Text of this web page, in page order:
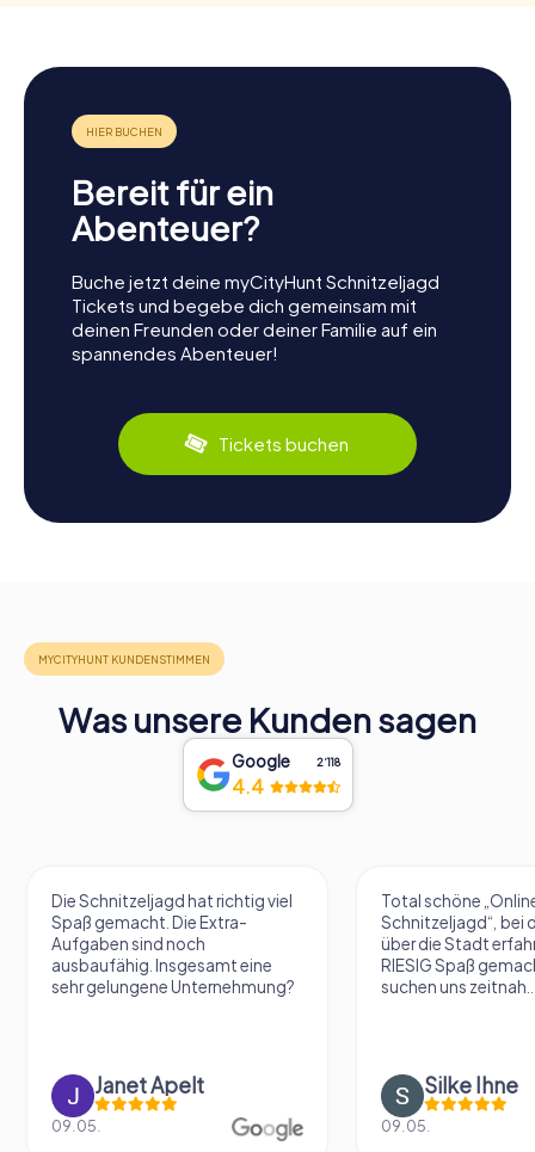
Bereit für ein
Abenteuer?
Buche jetzt deine myCityHunt Schnitzeljagd
Tickets und begebe dich gemeinsam mit
deinen Freunden oder deiner Familie auf ein
spannendes Abenteuer!
Tickets buchen
Was unsere Kunden sagen
Google 2‘118
4.4
Die Schnitzeljagd hat richtig viel
Spaß gemacht. Die Extra-
Aufgaben sind noch
ausbaufähig. Insgesamt eine
sehr gelungene Unternehmung?
Janet Apelt
09.05.
Total schöne
Schnitzeljagd“, bei
über die Stadt
RIESIG Spaß
suchen uns
Silke Ihne
09.05.